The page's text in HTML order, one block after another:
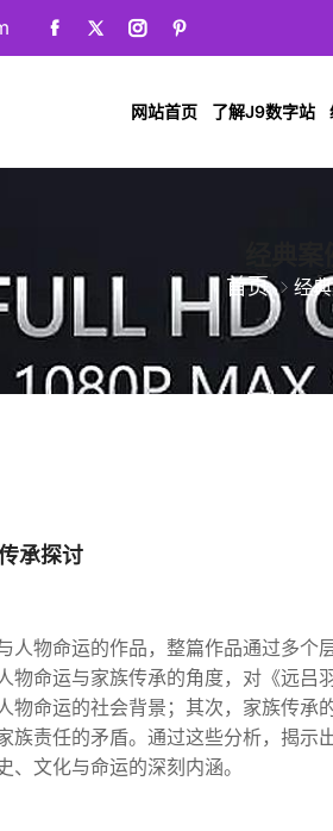
网站首页 了解J9数字站
首页 经
承探讨
人物命运的作品，整篇作品通过多个
物命运与家族传承的角度，对《远吕
物命运的社会背景；其次，家族传承
族责任的矛盾。通过这些分析，揭示
文化与命运的深刻内涵。